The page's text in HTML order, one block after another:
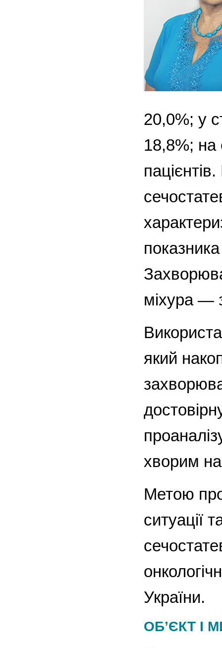
20,0%; у
18,8%; на
міхура —
який
хворим на
Метою
ситуації
України.
ОБ’ЄКТ І